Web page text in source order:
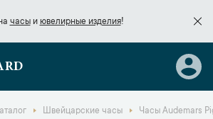
часыи ювелирные изделия!
часы
Швейцарские часы Часы Audemars